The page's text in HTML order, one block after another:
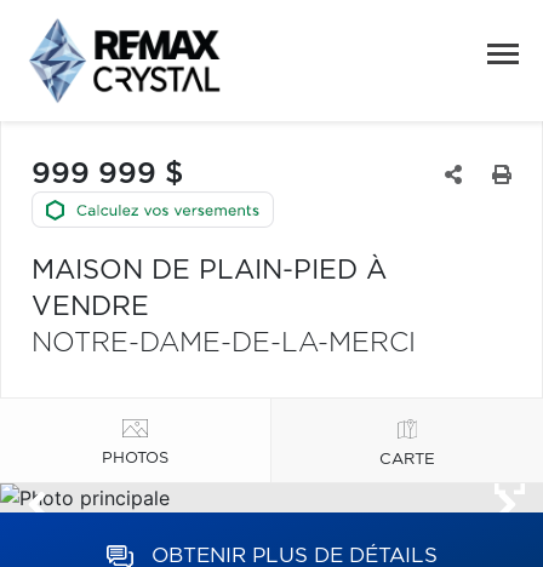
999 999 $
MAISON DE PLAIN-PIED À
VENDRE
NOTRE-DAME-DE-LA-MERCI
PHOTOS CARTE
OBTENIR PLUS DE DÉTAILS